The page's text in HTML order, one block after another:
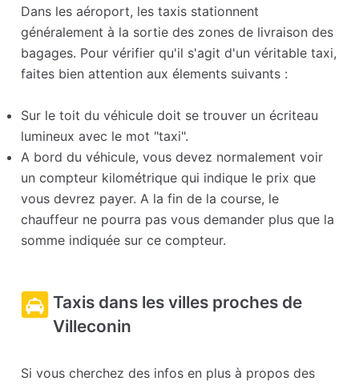
Dans les aéroport, les taxis stationnent
généralement à la sortie des zones de livraison des
bagages. Pour vérifier qu'il s'agit d'un véritable taxi,
faites bien attention aux élements suivants :
Sur le toit du véhicule doit se trouver un écriteau
lumineux avec le mot "taxi".
A bord du véhicule, vous devez normalement voir
un compteur kilométrique qui indique le prix que
vous devrez payer. A la fin de la course, le
chauffeur ne pourra pas vous demander plus que la
somme indiquée sur ce compteur.
Taxis dans les villes proches de
Villeconin
Si vous cherchez des infos en plus à propos des